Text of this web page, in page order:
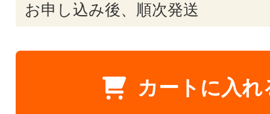
お申し込み後、順次発送
カートに入れ